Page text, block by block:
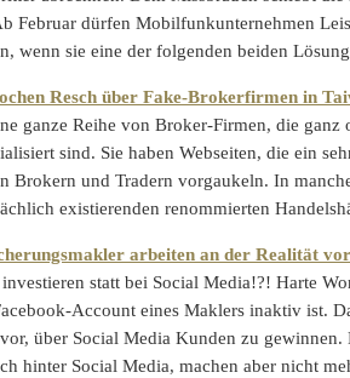
Februar dürfen Mobilfunkunternehmen
wenn sie eine der folgenden beiden
Resch über Fake-Brokerfirmen in
ganze Reihe von Broker-Firmen, die
sind. Sie haben Webseiten, die ein
Brokern und Tradern vorgaukeln. In
existierenden renommierten
arbeiten an der Realität
investieren statt bei Social Media!?! Harte
Account eines Maklers inaktiv ist.
über Social Media Kunden zu
hinter Social Media, machen aber nicht